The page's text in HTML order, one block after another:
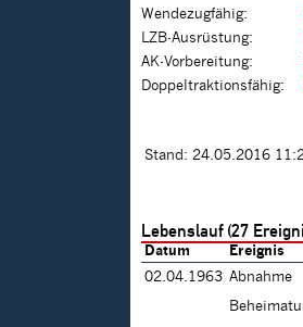
Wendezugfähig:
LZB-Ausrüstung:
AK-Vorbereitung:
Doppeltraktionsfähig:
Stand: 24.05.2016
Lebenslauf (27
Datum Ereignis
02.04.1963 Abnahme